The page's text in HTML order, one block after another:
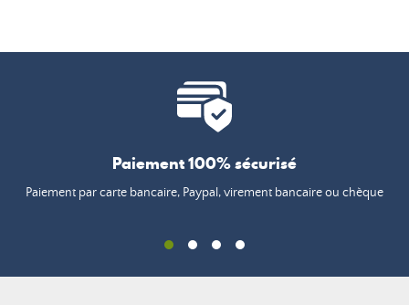
Paiement 100% sécurisé
Paiement par carte bancaire, Paypal, virement bancaire ou chèque